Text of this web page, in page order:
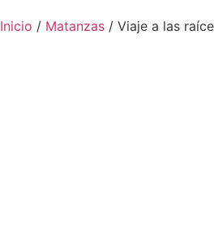
Inicio / Matanzas / Viaje a las